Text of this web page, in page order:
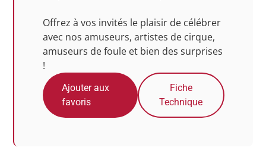
Offrez à vos invités le plaisir de célébrer
avec nos amuseurs, artistes de cirque,
amuseurs de foule et bien des surprises
!
Ajouter aux
favoris
Fiche
Technique